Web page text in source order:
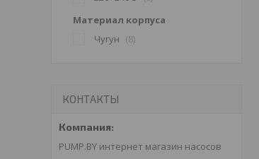
Материал корпуса
Чугун
8
КОНТАКТЫ
PUMP.BY интернет магазин насосов